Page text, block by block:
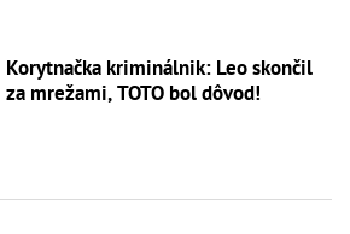
Korytnačka kriminálnik: Leo skončil
za mrežami, TOTO bol dôvod!